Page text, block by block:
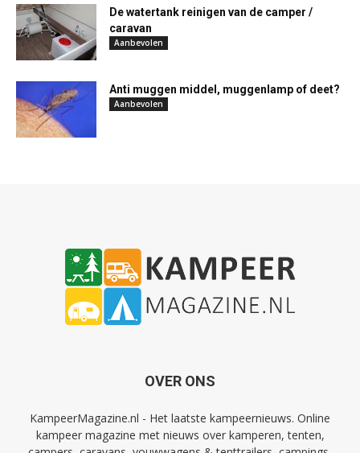
De watertank reinigen van de camper /
caravan
Aanbevolen
Anti muggen middel, muggenlamp of deet?
Aanbevolen
OVER ONS
KampeerMagazine.nl - Het laatste kampeernieuws. Online
kampeer magazine met nieuws over kamperen, tenten,